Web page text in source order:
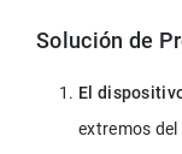
Solución de
El
extremos